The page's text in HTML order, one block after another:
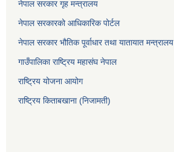
नेपाल सरकार गृह मन्त्रालय
नेपाल सरकारको आधिकारिक पोर्टल
नेपाल सरकार भौतिक पूर्वाधार तथा यातायात मन्त्रालय
गाउँपालिका राष्ट्रिय महासंघ नेपाल
राष्ट्रिय योजना आयोग
राष्ट्रिय किताबखाना (निजामती)